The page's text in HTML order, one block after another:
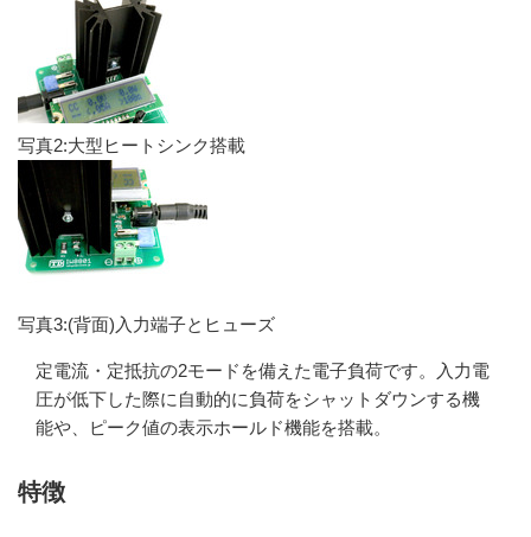
写真2:大型ヒートシンク搭載
写真3:(背面)入力端子とヒューズ
定電流・定抵抗の2モードを備えた電子負荷です。入力電
圧が低下した際に自動的に負荷をシャットダウンする機
能や、ピーク値の表示ホールド機能を搭載。
特徴